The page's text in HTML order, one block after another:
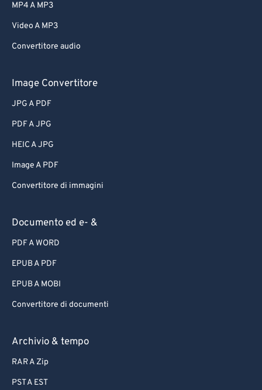
MP4 A MP3
Video A MP3
Convertitore audio
Image Convertitore
JPG A PDF
PDF A JPG
HEIC A JPG
Image A PDF
Convertitore di immagini
Documento ed e- &
PDF A WORD
EPUB A PDF
EPUB A MOBI
Convertitore di documenti
Archivio & tempo
RAR A Zip
PST A EST